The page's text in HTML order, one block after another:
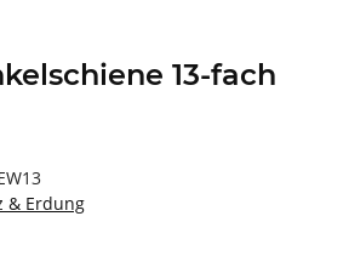
13-fach
& Erdung